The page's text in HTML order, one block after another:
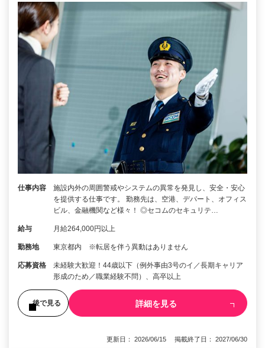
仕事内容
施設内外の周囲警戒やシステムの異常を発見し、安全・安心
を提供する仕事です。 勤務先は、空港、デパート、オフィス
ビル、金融機関など様々！ ◎セコムのセキュリテ…
給与 月給264,000円以上
勤務地 東京都内 ※転居を伴う異動はありません
応募資格
未経験大歓迎！44歳以下（例外事由3号のイ／長期キャリア
形成のため／職業経験不問）、高卒以上
後で見る 詳細を見る
更新日： 2026/06/15 掲載終了日： 2027/06/30